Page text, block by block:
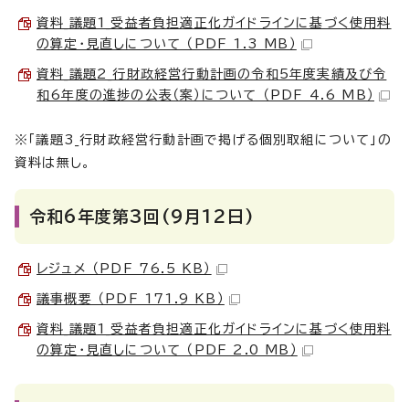
資料_議題1_受益者負担適正化ガイドラインに基づく使用料
の算定・見直しについて （PDF 1.3 MB）
資料_議題2_行財政経営行動計画の令和5年度実績及び令
和6年度の進捗の公表（案）について （PDF 4.6 MB）
※「議題3_行財政経営行動計画で掲げる個別取組について」の
資料は無し。
令和6年度第3回(9月12日)
レジュメ （PDF 76.5 KB）
議事概要 （PDF 171.9 KB）
資料_議題1_受益者負担適正化ガイドラインに基づく使用料
の算定・見直しについて （PDF 2.0 MB）